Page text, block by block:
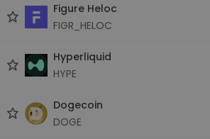
Figure Heloc
FIGR_HELOC
Hyperliquid
HYPE
Dogecoin
DOGE